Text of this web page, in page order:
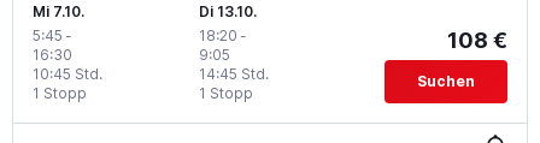
Mi 7.10.
5:45 -
16:30
1 Stopp
10:45 Std.
Di 13.10.
18:20 -
9:05
1 Stopp
14:45 Std.
108 €
Suchen